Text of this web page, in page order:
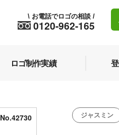
0120-962-165
\ お電話でロゴの相談 /
ロゴ制作実績
No.42730 ジャスミン